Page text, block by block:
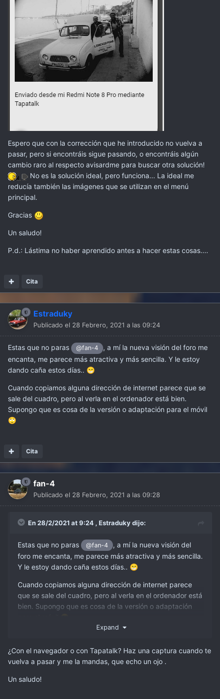
Espero que con la corrección que he introducido no vuelva a
pasar, pero si encontráis sigue pasando, o encontráis algún
cambio raro al respecto avisardme para buscar otra solución!
No es la solución ideal, pero funciona... La ideal me
reducía también las imágenes que se utilizan en el menú
principal.
Gracias
Un saludo!
P.d.: Lástima no haber aprendido antes a hacer estas cosas....
Cita
Estraduky
Publicado el 28 Febrero, 2021 a las 09:24
Estas que no paras @fan-4
, a mí la nueva visión del foro me
encanta, me parece más atractiva y más sencilla. Y le estoy
dando caña estos días.. 😁
Cuando copiamos alguna dirección de internet parece que se
sale del cuadro, pero al verla en el ordenador está bien.
Supongo que es cosa de la versión o adaptación para el móvil
🙄
Cita
fan-4
Publicado el 28 Febrero, 2021 a las 09:28
En 28/2/2021 at 9:24 , Estradukydijo:
Estas que no paras @fan-4
, a mí la nueva visión del
foro me encanta, me parece más atractiva y más sencilla.
Y le estoy dando caña estos días.. 😁
Cuando copiamos alguna dirección de internet parece
que se sale del cuadro, pero al verla en el ordenador está
bien. Supongo que es cosa de la versión o adaptación
Expand
¿Con el navegador o con Tapatalk? Haz una captura cuando te
vuelva a pasar y me la mandas, que echo un ojo .
Un saludo!